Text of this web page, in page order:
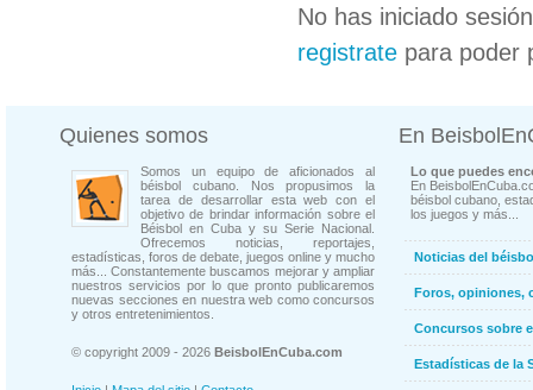
No has iniciado
registrate para poder
Quienes somos
Somos un equipo de aficionados al
béisbol cubano. Nos propusimos la
tarea de desarrollar esta web con el
objetivo de brindar información sobre el
Béisbol en Cuba y su Serie Nacional.
Ofrecemos noticias, reportajes,
estadísticas, foros de debate, juegos online y mucho
más... Constantemente buscamos mejorar y ampliar
nuestros servicios por lo que pronto publicaremos
nuevas secciones en nuestra web como concursos
y otros entretenimientos.
© copyright 2009 - 2026 BeisbolEnCuba.com
En
Lo que puedes
En
béisbol cubano,
los juegos y más...
Noticias del
Foros, opiniones,
Concursos sobre
Estadísticas de la